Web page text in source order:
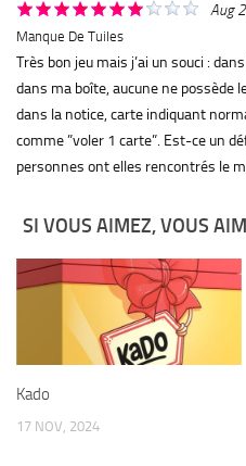
Aug
Manque De Tuiles
Très bon jeu mais j’ai un souci :
dans ma boîte, aucune ne possède
dans la notice, carte indiquant
comme ”voler 1 carte”. Est-ce un
personnes ont elles rencontrés le
SI VOUS AIMEZ, VOUS
Kado
17 NOV, 2024